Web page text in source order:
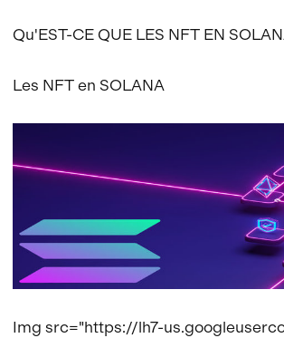
Qu'EST-CE QUE LES NFT EN
Les NFT en SOLANA
Img src="https://lh7-